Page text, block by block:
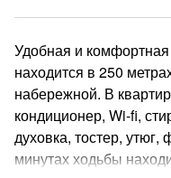
Удобная и
находится в 250
набережной. В
кондиционер, Wi-fi,
духовка, тостер,
минутах ходьбы